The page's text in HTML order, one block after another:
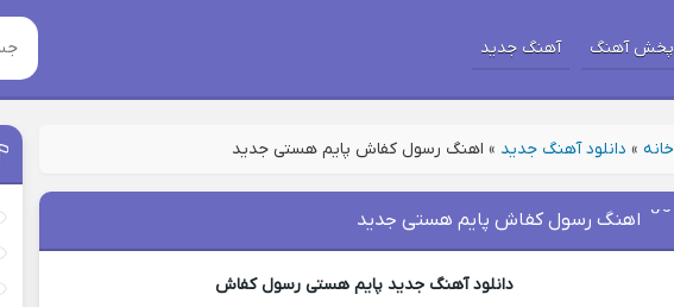
پخش آهنگ آهنگ جدید
خانه » دانلود آهنگ جدید » اهنگ رسول کفاش پایم هستی جدید
اهنگ رسول کفاش پایم هستی جدید
دانلود آهنگ جدید پایم هستی رسول کفاش